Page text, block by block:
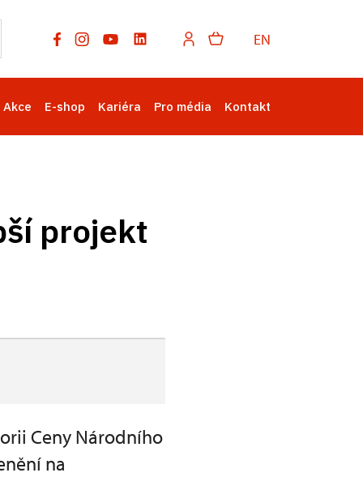
EN
Akce E-shop Kariéra Pro média Kontakt
projekt
Ceny Národního
na